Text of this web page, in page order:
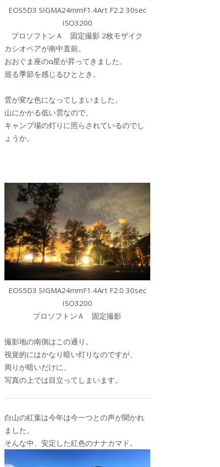
EOS5D3 SIGMA24mmF1.4Art F2.2 30sec
ISO3200
プロソフトンＡ 固定撮影 2枚モザイク
カシオペアが南中直前。
おおぐま座のα星が昇ってきました。
巡る季節を感じるひととき。
雲が変な色になってしまいました。
山にかかる低い雲なので、
キャンプ場の灯りに照らされているのでし
ょうか。
EOS5D3 SIGMA24mmF1.4Art F2.0 30sec
ISO3200
プロソフトンＡ 固定撮影
撮影地の南側はこの通り。
視覚的にはかなり暗い灯りなのですが、
周りが暗いだけに、
写真の上では目立ってしまいます。
白山の紅葉は今年は今一つとの声が聞かれ
ました。
そんな中、安定した紅色のナナカマド。